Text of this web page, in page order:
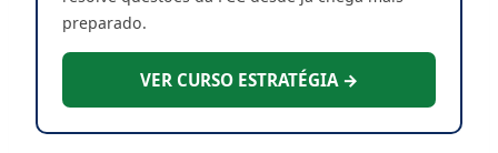
preparado.
VER CURSO ESTRATÉGIA →